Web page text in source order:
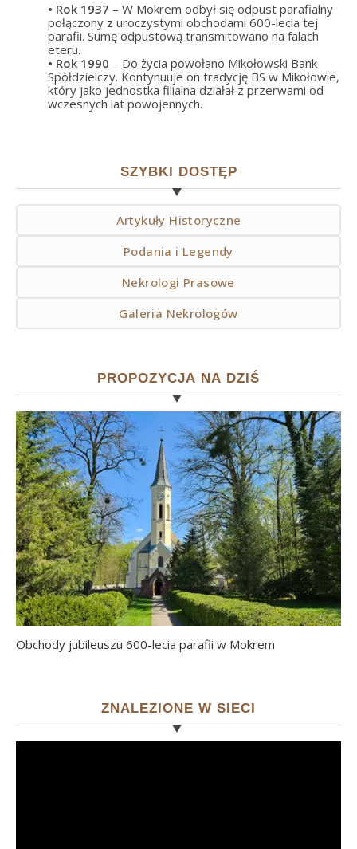
• Rok 1937 – W Mokrem odbył się odpust parafialny
połączony z uroczystymi obchodami 600-lecia tej
parafii. Sumę odpustową transmitowano na falach
eteru.
• Rok 1990 – Do życia powołano Mikołowski Bank
Spółdzielczy. Kontynuuje on tradycję BS w Mikołowie,
który jako jednostka filialna działał z przerwami od
wczesnych lat powojennych.
SZYBKI DOSTĘP
Artykuły Historyczne
Podania i Legendy
Nekrologi Prasowe
Galeria Nekrologów
PROPOZYCJA NA DZIŚ
Obchody jubileuszu 600-lecia parafii w Mokrem
ZNALEZIONE W SIECI